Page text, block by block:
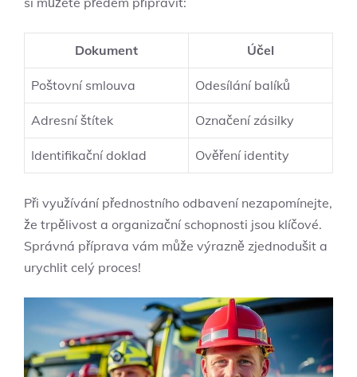
Dokument Účel
Poštovní smlouva Odesílání balíků
Adresní štítek Označení zásilky
Identifikační doklad Ověření identity
Při využívání přednostního odbavení nezapomínejte,
že trpělivost a organizační schopnosti jsou klíčové.
Správná příprava vám může výrazně zjednodušit a
urychlit celý proces!